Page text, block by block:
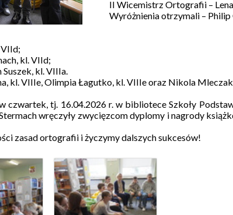
II Wicemistrz Ortografii – Lena
Wyróżnienia otrzymali – Philip
kl. VIId;
kl. VIIIa.
VIIIe, Olimpia Łagutko, kl. VIIIe oraz Nikola
czwartek, tj. 16.04.2026 r. w bibliotece Szkoły
wręczyły zwycięzcom dyplomy i nagrody
zasad ortografii i życzymy dalszych sukcesów!